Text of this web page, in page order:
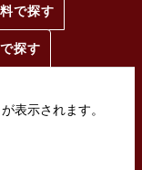
で探す
探す
表示されます。